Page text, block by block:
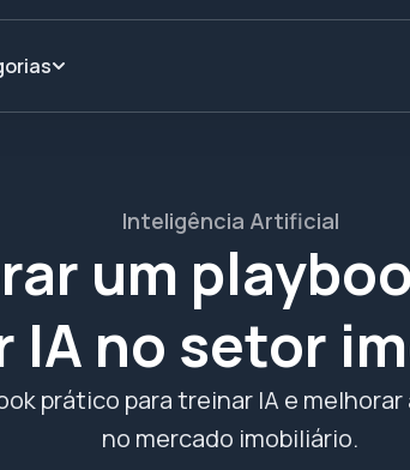
Inteligência Artificial
um
IA no setor
prático para treinar IA e
no mercado imobiliário.